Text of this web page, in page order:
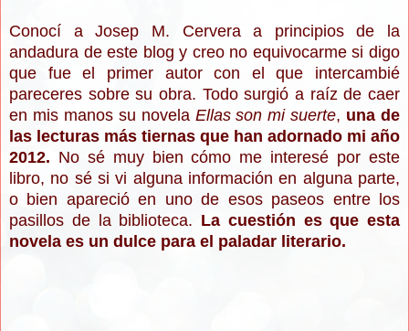
Conocí a Josep M. Cervera a principios de la
andadura de este blog y creo no equivocarme si digo
que fue el primer autor con el que intercambié
pareceres sobre su obra. Todo surgió a raíz de caer
en mis manos su novela Ellas son mi suerte, una de
las lecturas más tiernas que han adornado mi año
2012. No sé muy bien cómo me interesé por este
libro, no sé si vi alguna información en alguna parte,
o bien apareció en uno de esos paseos entre los
pasillos de la biblioteca. La cuestión es que esta
novela es un dulce para el paladar literario.